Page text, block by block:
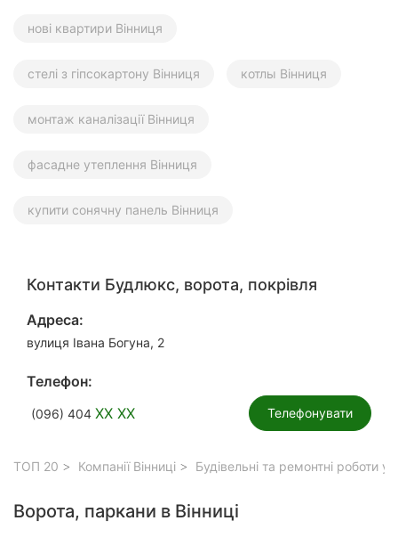
нові квартири Вінниця
стелі з гіпсокартону Вінниця котлы Вінниця
монтаж каналізації Вінниця
фасадне утеплення Вінниця
купити сонячну панель Вінниця
Контакти Будлюкс, ворота, покрівля
Адреса:
вулиця Івана Богуна, 2
Телефон:
(096) 404 XX XX Телефонувати
ТОП 20 Компанії Вінниці Будівельні та ремонтні роботи у
Ворота, паркани в Вінниці